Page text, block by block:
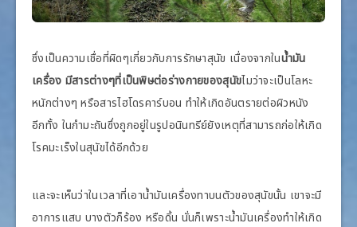
ซึ่งเป็นความเชื่อที่ผิดๆเกี่ยวกับการรักษาสุนัข เนื่องจากในน้ำมัน
เครื่อง มีสารต่างๆที่เป็นพิษต่อร่างกายของสุนัขไมว่าจะเป็นโลหะ
หนักต่างๆ หรือสารไฮโดรคาร์บอน ทำให้เกิดอันตรายต่อผิวหนัง
อีกทั้ง ในกำมะถันซึ่งถูกอยู่ในรูปอนินทรีย์ยังเหตุที่สามารถก่อให้เกิด
โรคมะเร็งในสุนัขได้อีกด้วย
และจะเห็นว่าในเวลาที่เอาน้ำมันเครื่องทาบนตัวของสุนัขนั้น เขาจะมี
อาการแสบ บางตัวก็ร้อง หรือดิ้น นั่นก็เพราะน้ำมันเครื่องทำให้เกิด